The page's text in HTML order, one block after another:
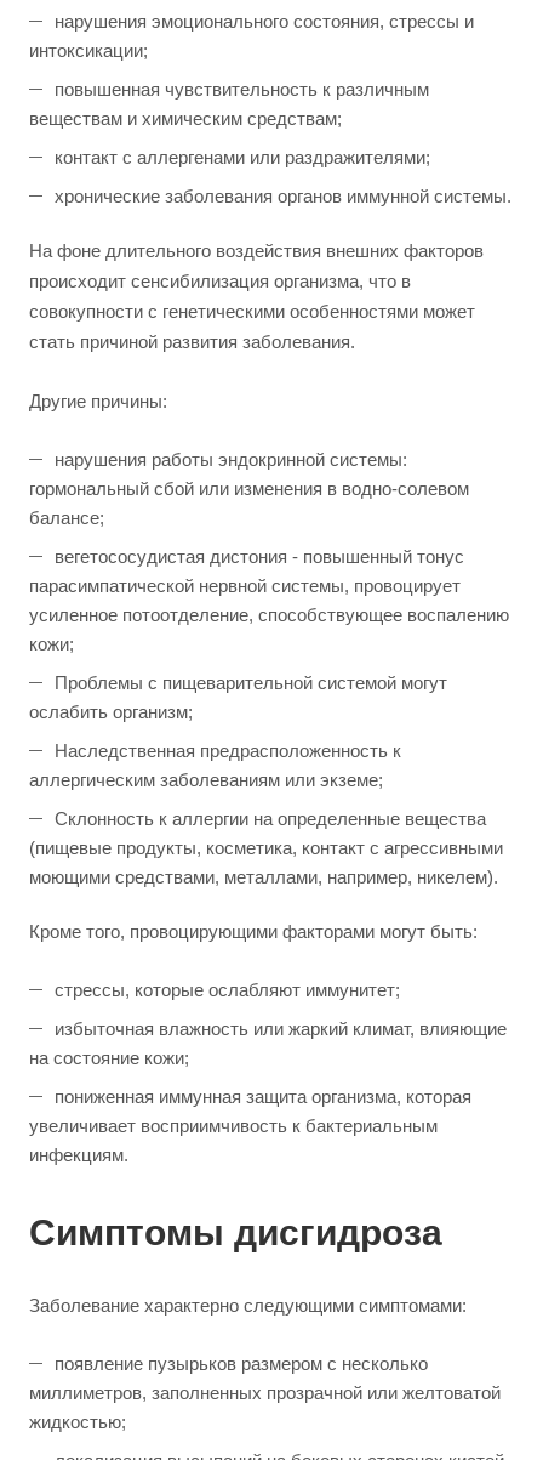
нарушения эмоционального состояния, стрессы и
интоксикации;
повышенная чувствительность к различным
веществам и химическим средствам;
контакт с аллергенами или раздражителями;
хронические заболевания органов иммунной системы.
На фоне длительного воздействия внешних факторов
происходит сенсибилизация организма, что в
совокупности с генетическими особенностями может
стать причиной развития заболевания.
Другие причины:
нарушения работы эндокринной системы:
гормональный сбой или изменения в водно-солевом
балансе;
вегетососудистая дистония - повышенный тонус
парасимпатической нервной системы, провоцирует
усиленное потоотделение, способствующее воспалению
кожи;
Проблемы с пищеварительной системой могут
ослабить организм;
Наследственная предрасположенность к
аллергическим заболеваниям или экземе;
Склонность к аллергии на определенные вещества
(пищевые продукты, косметика, контакт с агрессивными
моющими средствами, металлами, например, никелем).
Кроме того, провоцирующими факторами могут быть:
стрессы, которые ослабляют иммунитет;
избыточная влажность или жаркий климат, влияющие
на состояние кожи;
пониженная иммунная защита организма, которая
увеличивает восприимчивость к бактериальным
инфекциям.
Симптомы дисгидроза
Заболевание характерно следующими симптомами:
появление пузырьков размером с несколько
миллиметров, заполненных прозрачной или желтоватой
жидкостью;